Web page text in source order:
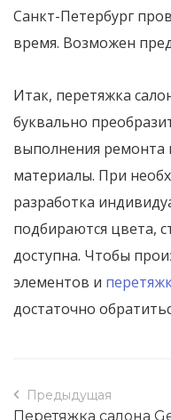
Санкт-Петербург
время. Возможен
Итак, перетяжка
буквально
выполнения ремонта
материалы. При
разработка
подбираются цвета,
доступна. Чтобы
элементов и
достаточно
Предыдущая
Перетяжка салона